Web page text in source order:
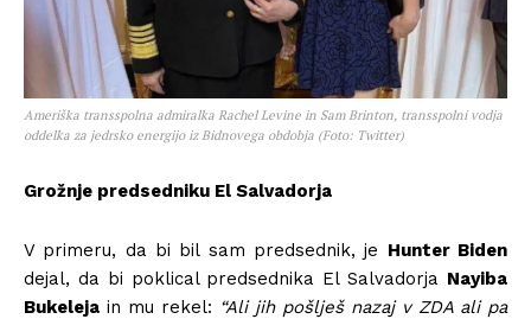
Ameriška transspolna admiralka Rachel Levine in Sam Brinton, transspolni vodja
oddelka za jedrsko energijo iz Bidnovega obdobja (Foto: Twitter)
Grožnje predsedniku El Salvadorja
V primeru, da bi bil sam predsednik, je Hunter Biden
dejal, da bi poklical predsednika El Salvadorja Nayiba
Bukeleja in mu rekel: “Ali jih pošlješ nazaj v ZDA ali pa